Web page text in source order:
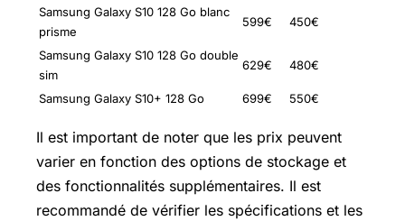
Samsung Galaxy S10 128 Go blanc
prisme
599€ 450€
Samsung Galaxy S10 128 Go double
sim
629€ 480€
Samsung Galaxy S10+ 128 Go 699€ 550€
Il est important de noter que les prix peuvent
varier en fonction des options de stockage et
des fonctionnalités supplémentaires. Il est
recommandé de vérifier les spécifications et les